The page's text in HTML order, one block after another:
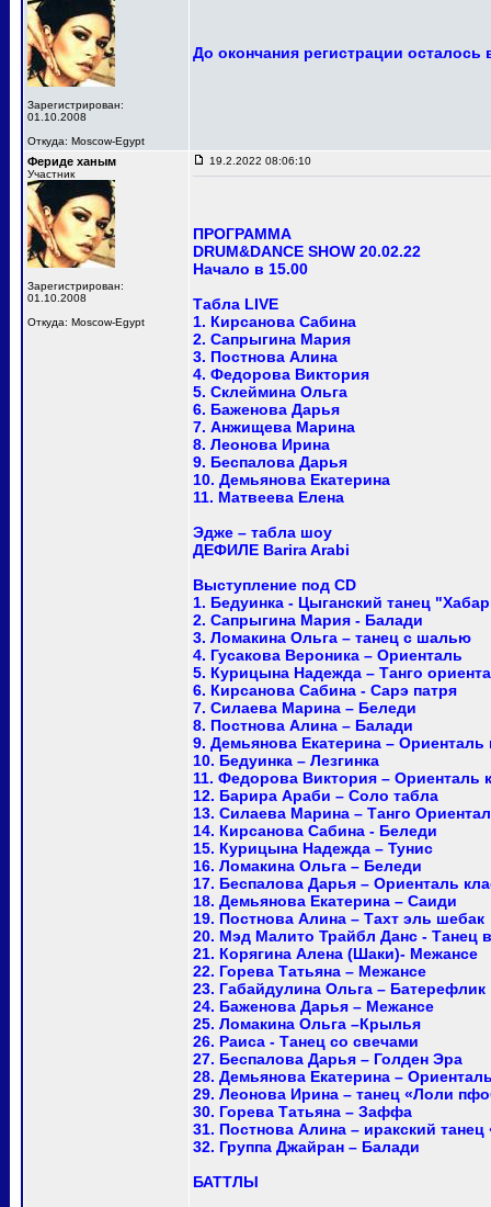
Зарегистрирован:
01.10.2008
Откуда: Moscow-Egypt
До окончания регистрации осталось
Фериде ханым
Участник
Зарегистрирован:
01.10.2008
Откуда: Moscow-Egypt
19.2.2022 08:06:10
ПРОГРАММА
DRUM&DANCE SHOW 20.02.22
Начало в 15.00
Табла LIVE
1. Кирсанова Сабина
2. Сапрыгина Мария
3. Постнова Алина
4. Федорова Виктория
5. Склеймина Ольга
6. Баженова Дарья
7. Анжищева Марина
8. Леонова Ирина
9. Беспалова Дарья
10. Демьянова Екатерина
11. Матвеева Елена
Эдже – табла шоу
ДЕФИЛЕ Barira Arabi
Выступление под CD
1. Бедуинка - Цыганский танец
2. Сапрыгина Мария - Балади
3. Ломакина Ольга – танец с шалью
4. Гусакова Вероника – Ориенталь
5. Курицына Надежда – Танго
6. Кирсанова Сабина - Сарэ патря
7. Силаева Марина – Беледи
8. Постнова Алина – Балади
9. Демьянова Екатерина – Ориенталь
10. Бедуинка – Лезгинка
11. Федорова Виктория – Ориенталь
12. Барира Араби – Соло табла
13. Силаева Марина – Танго
14. Кирсанова Сабина - Беледи
15. Курицына Надежда – Тунис
16. Ломакина Ольга – Беледи
17. Беспалова Дарья – Ориенталь
18. Демьянова Екатерина – Саиди
19. Постнова Алина – Тахт эль шебак
20. Мэд Малито Трайбл Данс - Танец
21. Корягина Алена (Шаки)- Межансе
22. Горева Татьяна – Межансе
23. Габайдулина Ольга – Батерефлик
24. Баженова Дарья – Межансе
25. Ломакина Ольга –Крылья
26. Раиса - Танец со свечами
27. Беспалова Дарья – Голден Эра
28. Демьянова Екатерина –
29. Леонова Ирина – танец «Лоли
30. Горева Татьяна – Заффа
31. Постнова Алина – иракский танец
32. Группа Джайран – Балади
БАТТЛЫ